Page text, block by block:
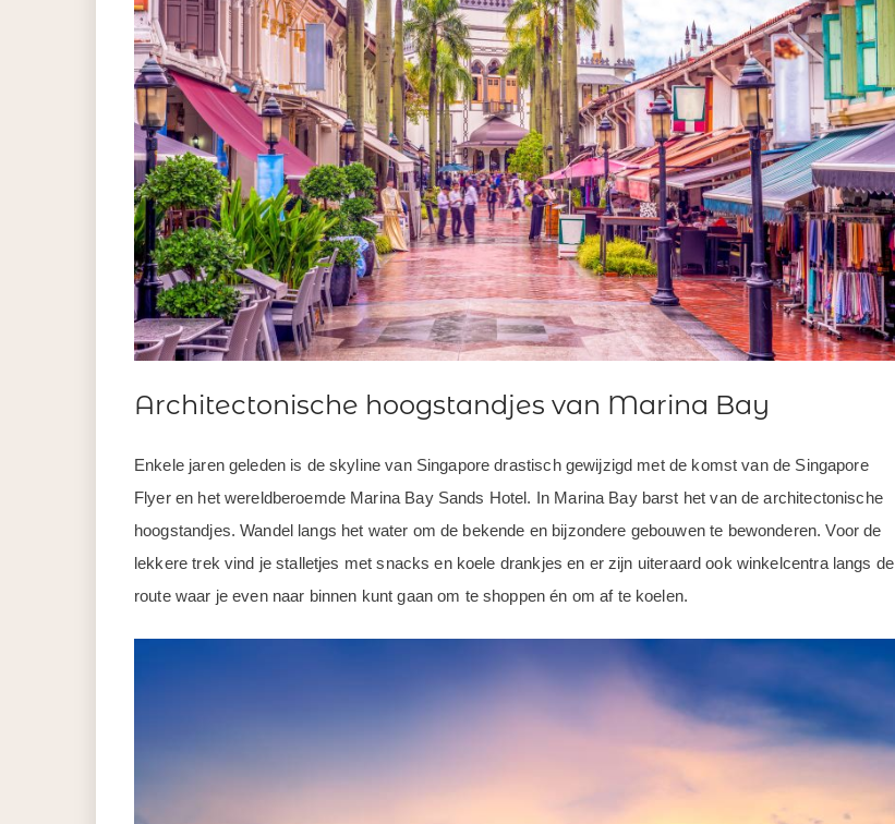
Architectonische hoogstandjes van Marina Bay
Enkele jaren geleden is de skyline van Singapore drastisch gewijzigd met de komst van de Singapore
Flyer en het wereldberoemde Marina Bay Sands Hotel. In Marina Bay barst het van de architectonische
hoogstandjes. Wandel langs het water om de bekende en bijzondere gebouwen te bewonderen. Voor de
lekkere trek vind je stalletjes met snacks en koele drankjes en er zijn uiteraard ook winkelcentra langs de
route waar je even naar binnen kunt gaan om te shoppen én om af te koelen.